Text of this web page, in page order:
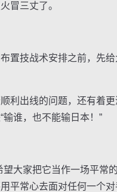
冒三丈了。
技战术安排之前，先给
出线的问题，还有着更
谁，也不能输日本！”
大家把它当作一场平常
平常心去面对任何一个